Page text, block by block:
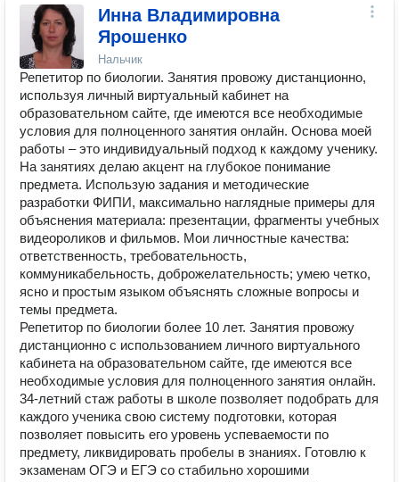
Инна Владимировна
Ярошенко
Нальчик
Репетитор по биологии. Занятия провожу дистанционно,
используя личный виртуальный кабинет на
образовательном сайте, где имеются все необходимые
условия для полноценного занятия онлайн. Основа моей
работы – это индивидуальный подход к каждому ученику.
На занятиях делаю акцент на глубокое понимание
предмета. Использую задания и методические
разработки ФИПИ, максимально наглядные примеры для
объяснения материала: презентации, фрагменты учебных
видеороликов и фильмов. Мои личностные качества:
ответственность, требовательность,
коммуникабельность, доброжелательность; умею четко,
ясно и простым языком объяснять сложные вопросы и
темы предмета.
Репетитор по биологии более 10 лет. Занятия провожу
дистанционно с использованием личного виртуального
кабинета на образовательном сайте, где имеются все
необходимые условия для полноценного занятия онлайн.
34-летний стаж работы в школе позволяет подобрать для
каждого ученика свою систему подготовки, которая
позволяет повысить его уровень успеваемости по
предмету, ликвидировать пробелы в знаниях. Готовлю к
экзаменам ОГЭ и ЕГЭ со стабильно хорошими